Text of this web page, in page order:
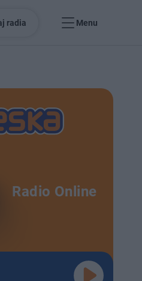
radia Menu
Radio Online